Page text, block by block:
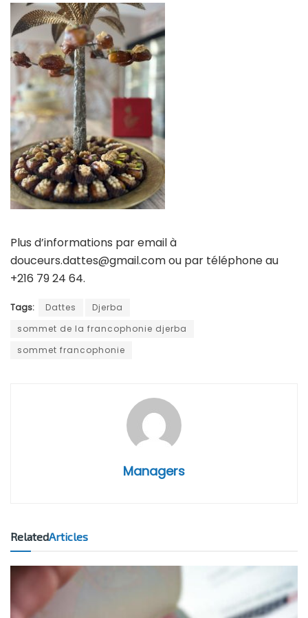
Plus d’informations par email à
douceurs.dattes@gmail.com ou par téléphone au
+216 79 24 64.
Tags: Dattes
Djerba
sommet de la francophonie djerba
sommet francophonie
Managers
RelatedArticles